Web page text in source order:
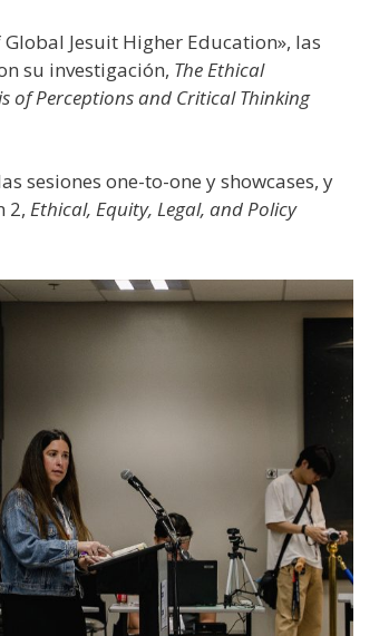
Jesuit Higher Education», las
su investigación, The Ethical
of Perceptions and Critical Thinking
sesiones one-to-one y showcases, y
2, Ethical, Equity, Legal, and Policy